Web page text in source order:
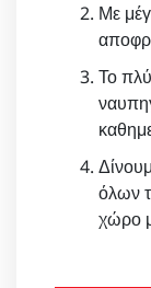
Με
Το
όλων
χώρο